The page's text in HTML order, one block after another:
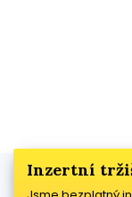
Inzertní